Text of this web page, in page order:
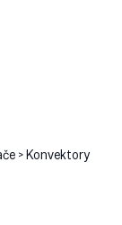
> Konvektory